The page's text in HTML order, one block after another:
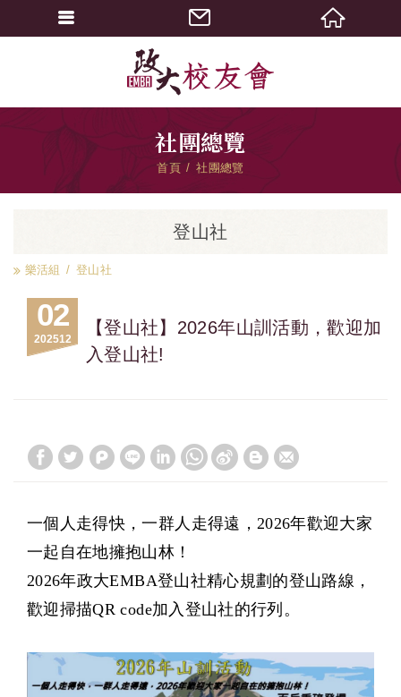
社團總覽
首頁 社團總覽
登山社
樂活組 登山社
02
12
2025
【登山社】2026年山訓活動，歡迎加
入登山社!
一個人走得快，一群人走得遠，2026年歡迎大家
一起自在地擁抱山林！
2026年政大EMBA登山社精心規劃的登山路線，
歡迎掃描QR code加入登山社的行列。